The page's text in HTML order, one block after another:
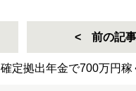
前の記事
確定拠出年金で700万円稼